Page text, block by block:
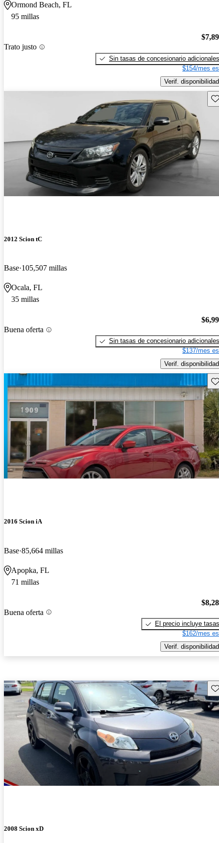
Ormond Beach, FL
95 millas
Trato justo
Sin tasas de concesionario adicionales
$154/mes
Verif. disponibilidad
2012 Scion tC
Base 105,507 millas
Ocala, FL
35 millas
Buena oferta
Sin tasas de concesionario adicionales
$137/mes
Verif. disponibilidad
2016 Scion iA
Base 85,664 millas
Apopka, FL
71 millas
Buena oferta
El precio incluye tasas
$162/mes
Verif. disponibilidad
2008 Scion xD